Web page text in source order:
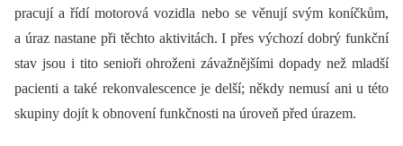
pracují a řídí motorová vozidla nebo se věnují svým koníčkům,
a úraz nastane při těchto aktivitách. I přes výchozí dobrý funkční
stav jsou i tito senioři ohroženi závažnějšími dopady než mladší
pacienti a také rekonvalescence je delší; někdy nemusí ani u této
skupiny dojít k obnovení funkčnosti na úroveň před úrazem.